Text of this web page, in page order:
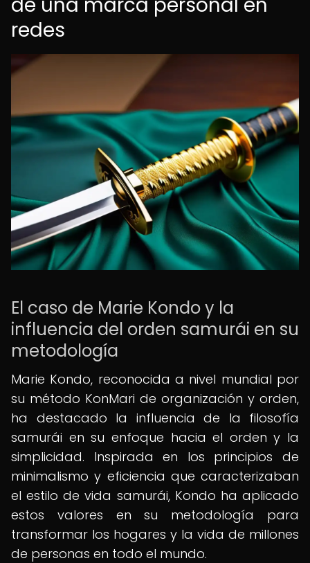
redes
El caso de Marie Kondo y la
influencia del orden samurái en su
metodología
Marie Kondo, reconocida a nivel mundial por
su método KonMari de organización y orden,
ha destacado la influencia de la filosofía
samurái en su enfoque hacia el orden y la
simplicidad. Inspirada en los principios de
minimalismo y eficiencia que caracterizaban
el estilo de vida samurái, Kondo ha aplicado
estos valores en su metodología para
transformar los hogares y la vida de millones
de personas en todo el mundo.